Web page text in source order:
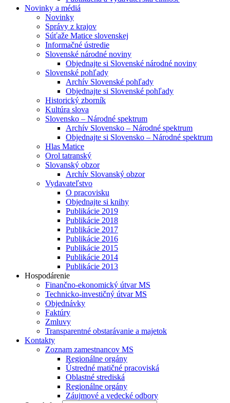
Novinky a médiá
Novinky
Správy z krajov
Súťaže Matice slovenskej
Informačné ústredie
Slovenské národné noviny
Objednajte si Slovenské národné noviny
Slovenské pohľady
Archív Slovenské pohľady
Objednajte si Slovenské pohľady
Historický zborník
Kultúra slova
Slovensko – Národné spektrum
Archív Slovensko – Národné spektrum
Objednajte si Slovensko – Národné spektrum
Hlas Matice
Orol tatranský
Slovanský obzor
Archív Slovanský obzor
Vydavateľstvo
O pracovisku
Objednajte si knihy
Publikácie 2019
Publikácie 2018
Publikácie 2017
Publikácie 2016
Publikácie 2015
Publikácie 2014
Publikácie 2013
Hospodárenie
Finančno-ekonomický útvar MS
Technicko-investičný útvar MS
Objednávky
Faktúry
Zmluvy
Transparentné obstarávanie a majetok
Kontakty
Zoznam zamestnancov MS
Regionálne orgány
Ústredné matičné pracoviská
Oblastné strediská
Regionálne orgány
Záujmové a vedecké odbory